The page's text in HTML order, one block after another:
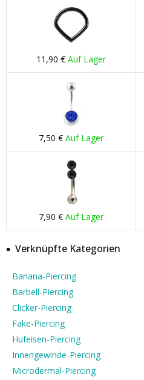
11,90 € Auf Lager
7,50 € Auf Lager
7,90 € Auf Lager
Verknüpfte Kategorien
Banana-Piercing
Barbell-Piercing
Clicker-Piercing
Fake-Piercing
Hufeisen-Piercing
Innengewinde-Piercing
Microdermal-Piercing